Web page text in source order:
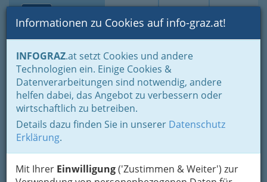
Suche Login Toggle
Informationen zu Cookies auf info-graz.at!
INFOGRAZ.at setzt Cookies und andere
Technologien ein. Einige Cookies &
Datenverarbeitungen sind notwendig, andere
helfen dabei, das Angebot zu verbessern oder
wirtschaftlich zu betreiben.
Details dazu finden Sie in unserer Datenschutz
Erklärung.
Mit Ihrer Einwilligung('Zustimmen & Weiter') zur
Home Fotos Nach Locations gruppiert Die Innenstadt
4 Year Anniversary -
DOUBLE PENETRATION
Previous